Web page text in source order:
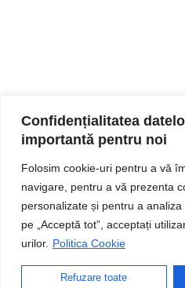
Confidențialitatea
importantă pentru noi
Folosim cookie-uri pentru a vă
navigare, pentru a vă prezenta
personalizate și pentru a
pe „Acceptă tot”, acceptați
urilor. Politica Cookie
Refuzare toate